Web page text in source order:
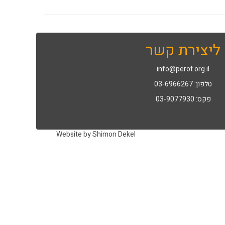
ליצירת קשר
info@perot.org.il
טלפון: 03-6966267
פקס: 03-9077930
Website by Shimon Dekel